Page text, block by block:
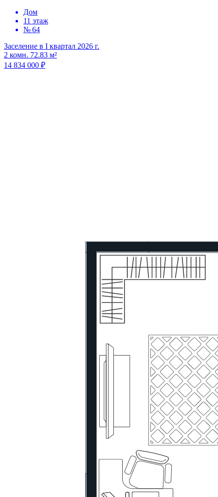
Дом
11 этаж
№ 64
Заселение в I квартал 2026 г.
2 комн. 72.83 м²
14 834 000 ₽